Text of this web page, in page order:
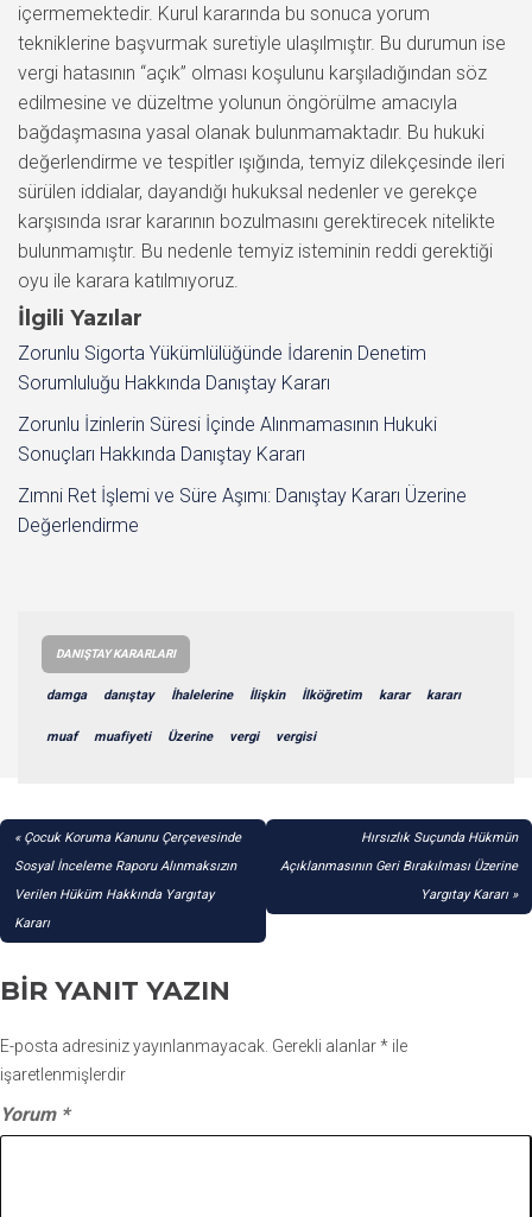
İlgili Yazılar
Zorunlu Sigorta Yükümlülüğünde İdarenin Denetim
Sorumluluğu Hakkında Danıştay Kararı
Zorunlu İzinlerin Süresi İçinde Alınmamasının Hukuki
Sonuçları Hakkında Danıştay Kararı
Zımni Ret İşlemi ve Süre Aşımı: Danıştay Kararı Üzerine
Değerlendirme
DANIŞTAY KARARLARI
damga danıştay İhalelerine İlişkin İlköğretim karar kararı
muaf muafiyeti Üzerine vergi vergisi
YAZI
GEZINMESI
Çocuk Koruma Kanunu Çerçevesinde
Sosyal İnceleme Raporu Alınmaksızın
Verilen Hüküm Hakkında Yargıtay
Kararı
Hırsızlık Suçunda Hükmün
Açıklanmasının Geri Bırakılması Üzerine
Yargıtay Kararı
BIR YANIT YAZIN
E-posta adresiniz yayınlanmayacak. Gerekli alanlar* ile
işaretlenmişlerdir
Yorum *